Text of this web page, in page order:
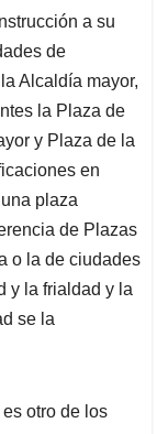
a su
de
Alcaldía mayor,
la Plaza de
y Plaza de la
en
plaza
de Plazas
o la de ciudades
y la frialdad y la
se la
otro de los